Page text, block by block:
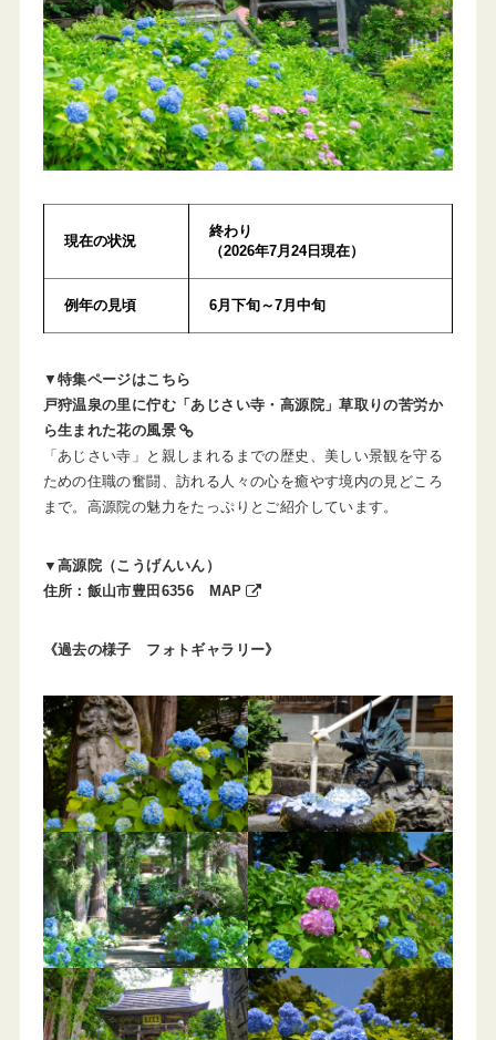
現在の状況
終わり
（2026年7月24日現在）
例年の見頃 6月下旬～7月中旬
▼ 特集ページはこちら
戸狩温泉の里に佇む「あじさい寺・高源院」草取りの苦労か
ら生まれた花の風景
「あじさい寺」と親しまれるまでの歴史、美しい景観を守る
ための住職の奮闘、訪れる人々の心を癒やす境内の見どころ
まで。高源院の魅力をたっぷりとご紹介しています。
▼高源院（こうげんいん）
住所：飯山市豊田6356
MAP
《過去の様子 フォトギャラリー》